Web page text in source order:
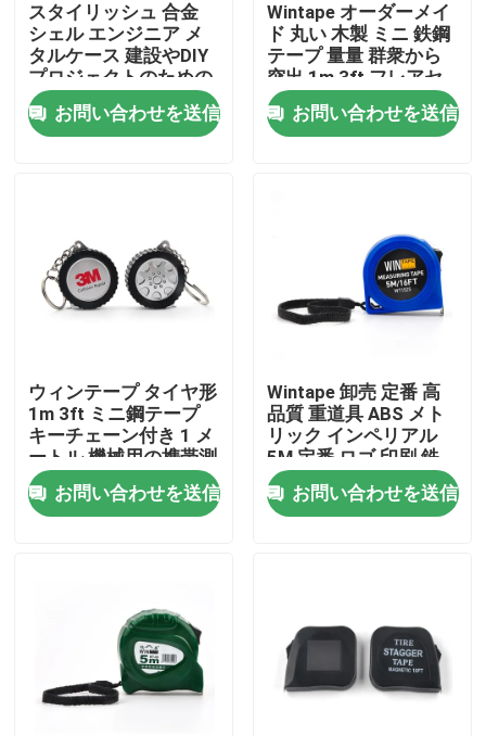
家
私達について
工場旅行
品質管理
私達に連絡しなさい
引用を要求しなさい
レーザーの測定テープ
スタイリッシュ 合金
シェル エンジニア メ
タルケース 建設やDIY
プロジェクトのための
測定テープ
お問い合わせを送信
Wintape オーダーメイ
ド 丸い 木製 ミニ 鉄鋼
テープ 量量 群衆から
突出 1m 3ft フレアセ
ンスの緑色の刃の量
お問い合わせを送信
ウィンテープ タイヤ形
1m 3ft ミニ鋼テープ
キーチェーン付き 1 メ
ートル 機械用の携帯測
定ツール
お問い合わせを送信
Wintape 卸売 定番 高
品質 重道具 ABS メト
リック インペリアル
5M 定番 ロゴ 印刷 鉄
測定テープ
お問い合わせを送信